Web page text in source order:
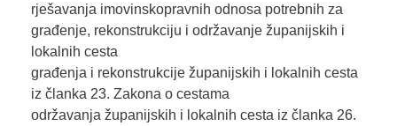
rješavanja imovinskopravnih odnosa potrebnih za
građenje, rekonstrukciju i održavanje županijskih i
lokalnih cesta
građenja i rekonstrukcije županijskih i lokalnih cesta
iz članka 23. Zakona o cestama
održavanja županijskih i lokalnih cesta iz članka 26.